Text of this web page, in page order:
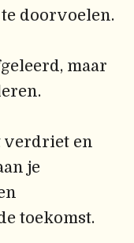
doorvoelen.
maar
verdriet en
je
toekomst.